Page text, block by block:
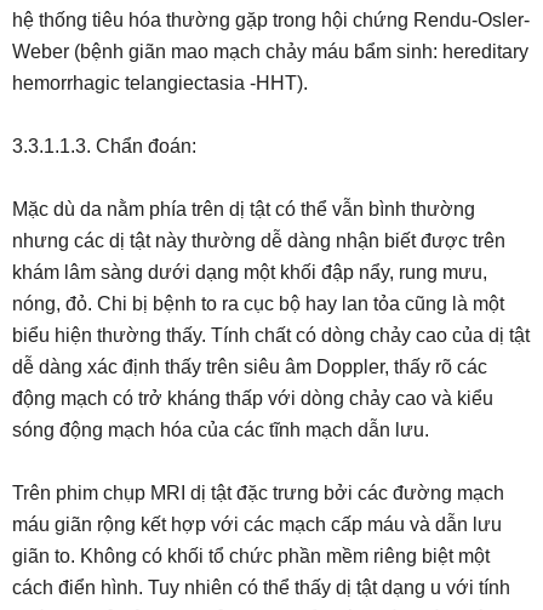
hệ thống tiêu hóa thường gặp trong hội chứng Rendu-Osler-
Weber (bệnh giãn mao mạch chảy máu bẩm sinh: hereditary
hemorrhagic telangiectasia -HHT).
3.3.1.1.3. Chẩn đoán:
Mặc dù da nằm phía trên dị tật có thể vẫn bình thường
nhưng các dị tật này thường dễ dàng nhận biết được trên
khám lâm sàng dưới dạng một khối đập nẩy, rung mưu,
nóng, đỏ. Chi bị bệnh to ra cục bộ hay lan tỏa cũng là một
biểu hiện thường thấy. Tính chất có dòng chảy cao của dị tật
dễ dàng xác định thấy trên siêu âm Doppler, thấy rõ các
động mạch có trở kháng thấp với dòng chảy cao và kiểu
sóng động mạch hóa của các tĩnh mạch dẫn lưu.
Trên phim chụp MRI dị tật đặc trưng bởi các đường mạch
máu giãn rộng kết hợp với các mạch cấp máu và dẫn lưu
giãn to. Không có khối tổ chức phần mềm riêng biệt một
cách điển hình. Tuy nhiên có thể thấy dị tật dạng u với tính